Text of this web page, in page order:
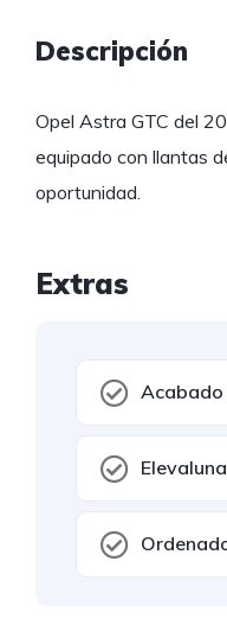
Descripción
Opel Astra GTC del
equipado con llantas
oportunidad.
Extras